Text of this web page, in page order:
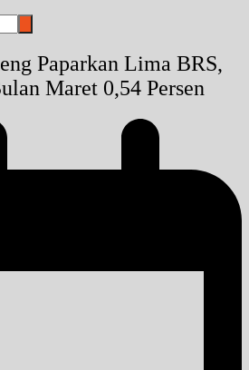
Paparkan Lima BRS,
Maret 0,54 Persen